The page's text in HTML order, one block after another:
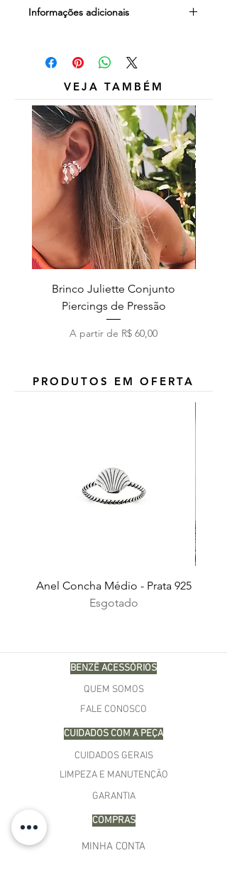
Informações adicionais
meramente ilustrativos e não estão
inclusos.
Brinco Juliette Conjunto
Piercings de Pressão
A partir de R$ 60,00
Preço promocional
VEJA TAMBÉM
PRODUTOS EM OFERTA
Anel Concha Médio - Prata 925
Esgotado
BENZÊ ACESSÓRIOS
QUEM SOMOS
FALE CONOSCO
CUIDADOS COM A PEÇA
CUIDADOS GERAIS
LIMPEZA E MANUTENÇÃO
GARANTIA
COMPRAS
MINHA CONTA